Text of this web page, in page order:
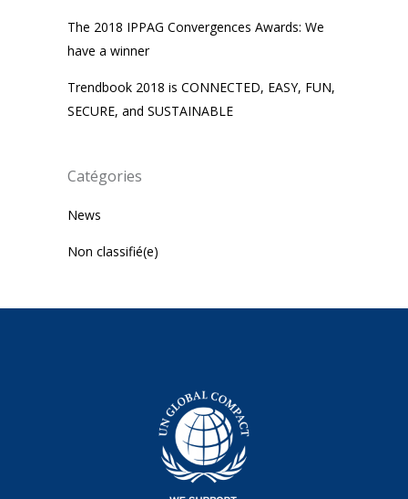
The 2018 IPPAG Convergences Awards: We
have a winner
Trendbook 2018 is CONNECTED, EASY, FUN,
SECURE, and SUSTAINABLE
Catégories
News
Non classifié(e)